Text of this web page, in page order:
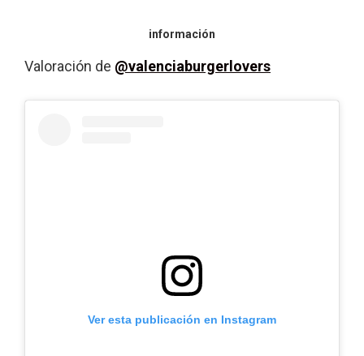
información
Valoración de @valenciaburgerlovers
Ver esta publicación en Instagram